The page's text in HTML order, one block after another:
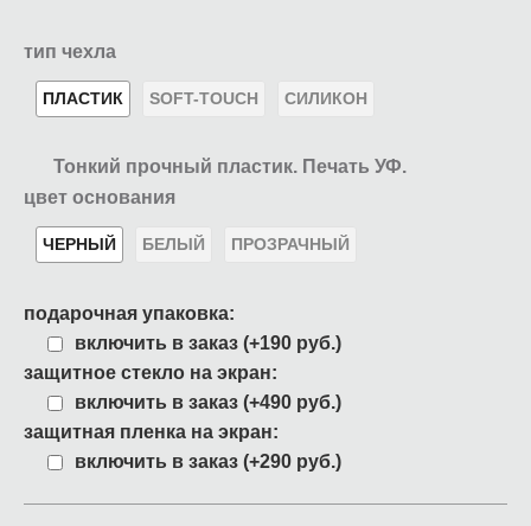
тип чехла
ПЛАСТИК SOFT-TOUCH СИЛИКОН
Тонкий прочный пластик. Печать УФ.
цвет основания
ЧЕРНЫЙ БЕЛЫЙ ПРОЗРАЧНЫЙ
подарочная упаковка:
включить в заказ (+190 руб.)
защитное стекло на экран:
включить в заказ (+490 руб.)
защитная пленка на экран:
включить в заказ (+290 руб.)